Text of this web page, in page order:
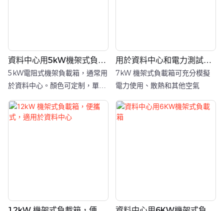
資料中心用5kW機架式負載
箱
5kW電阻式機架負載箱，通常用
於資料中心。顏色可定制，單電
源
用於資料中心和電力測試的
7kW 機架式負載箱
7kW 機架式負載箱可充分模擬
電力使用、散熱和其他空氣